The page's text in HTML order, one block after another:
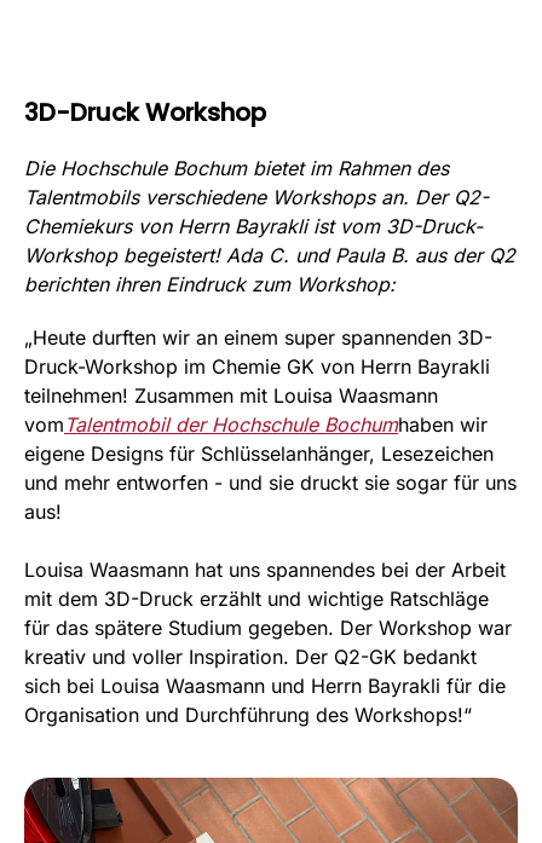
3D-Druck Workshop
Die Hochschule Bochum bietet im Rahmen des
Talentmobils verschiedene Workshops an. Der Q2-
Chemiekurs von Herrn Bayrakli ist vom 3D-Druck-
Workshop begeistert! Ada C. und Paula B. aus der Q2
berichten ihren Eindruck zum Workshop:
„Heute durften wir an einem super spannenden 3D-
Druck-Workshop im Chemie GK von Herrn Bayrakli
teilnehmen! Zusammen mit Louisa Waasmann
vom Talentmobil der Hochschule Bochumhaben wir
eigene Designs für Schlüsselanhänger, Lesezeichen
und mehr entworfen - und sie druckt sie sogar für uns
aus!
Louisa Waasmann hat uns spannendes bei der Arbeit
mit dem 3D-Druck erzählt und wichtige Ratschläge
für das spätere Studium gegeben. Der Workshop war
kreativ und voller Inspiration. Der Q2-GK bedankt
sich bei Louisa Waasmann und Herrn Bayrakli für die
Organisation und Durchführung des Workshops!“